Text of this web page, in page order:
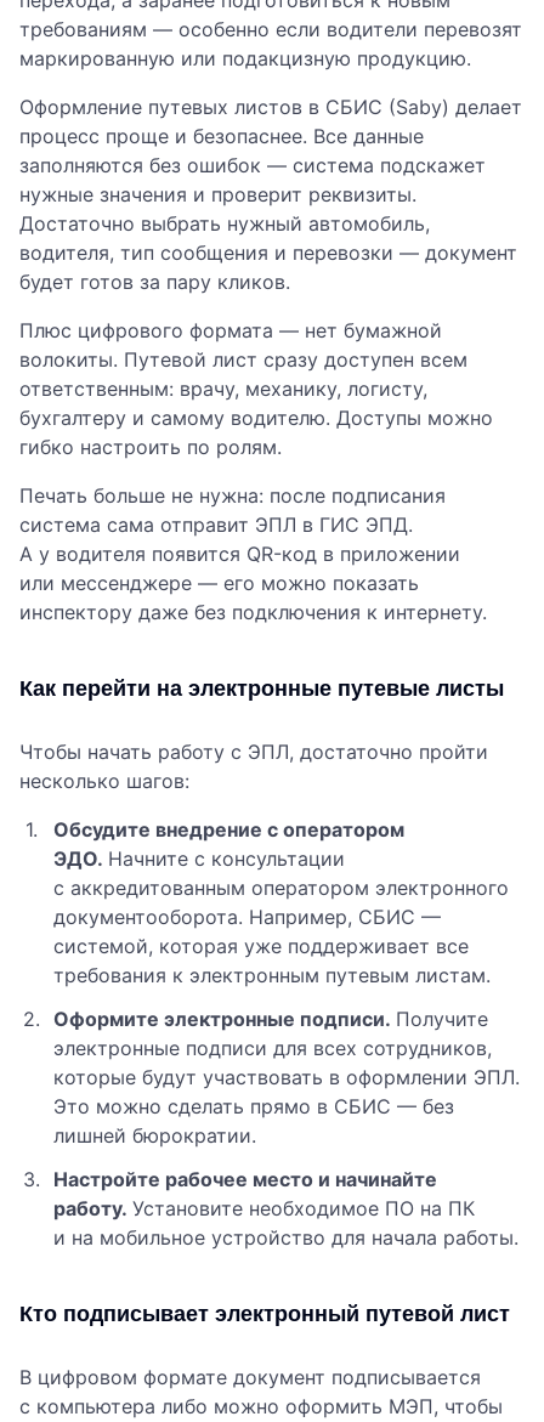
требованиям — особенно если водители перевозят
маркированную или подакцизную продукцию.
Оформление путевых листов в СБИС (Saby) делает
процесс проще и безопаснее. Все данные
заполняются без ошибок — система подскажет
нужные значения и проверит реквизиты.
Достаточно выбрать нужный автомобиль,
водителя, тип сообщения и перевозки — документ
будет готов за пару кликов.
Плюс цифрового формата — нет бумажной
волокиты. Путевой лист сразу доступен всем
ответственным: врачу, механику, логисту,
бухгалтеру и самому водителю. Доступы можно
гибко настроить по ролям.
Печать больше не нужна: после подписания
система сама отправит ЭПЛ в ГИС ЭПД.
А у водителя появится QR-код в приложении
или мессенджере — его можно показать
инспектору даже без подключения к интернету.
Как перейти на электронные путевые листы
Чтобы начать работу с ЭПЛ, достаточно пройти
несколько шагов:
Обсудите внедрение с оператором
ЭДО. Начните с консультации
с аккредитованным оператором электронного
документооборота. Например, СБИС —
системой, которая уже поддерживает все
требования к электронным путевым листам.
Оформите электронные подписи. Получите
электронные подписи для всех сотрудников,
которые будут участвовать в оформлении ЭПЛ.
Это можно сделать прямо в СБИС — без
лишней бюрократии.
Настройте рабочее место и начинайте
работу. Установите необходимое ПО на ПК
и на мобильное устройство для начала работы.
Кто подписывает электронный путевой лист
В цифровом формате документ подписывается
с компьютера либо можно оформить МЭП, чтобы